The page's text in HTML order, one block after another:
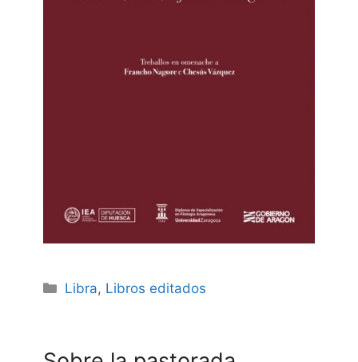
Categories
Libra, Libros editados